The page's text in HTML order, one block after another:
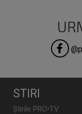
STIRI
Știrile PRO•TV